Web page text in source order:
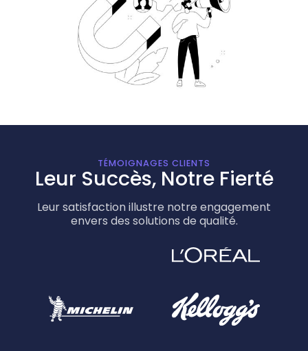
TÉMOIGNAGES CLIENTS
Leur Succès, Notre Fierté
Leur satisfaction illustre notre engagement
envers des solutions de qualité.